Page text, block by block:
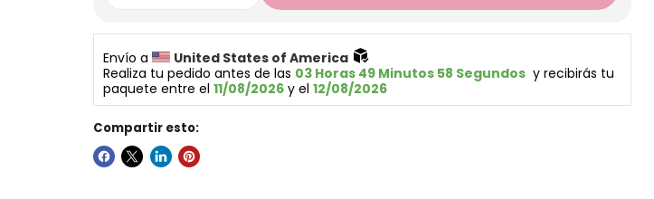
Envío a
United States of America
Realiza tu pedido antes de las 03 Horas 49 Minutos 57 Segundos
  y recibirás tu
paquete entre el 11/08/2026 y el 12/08/2026
Compartir esto: